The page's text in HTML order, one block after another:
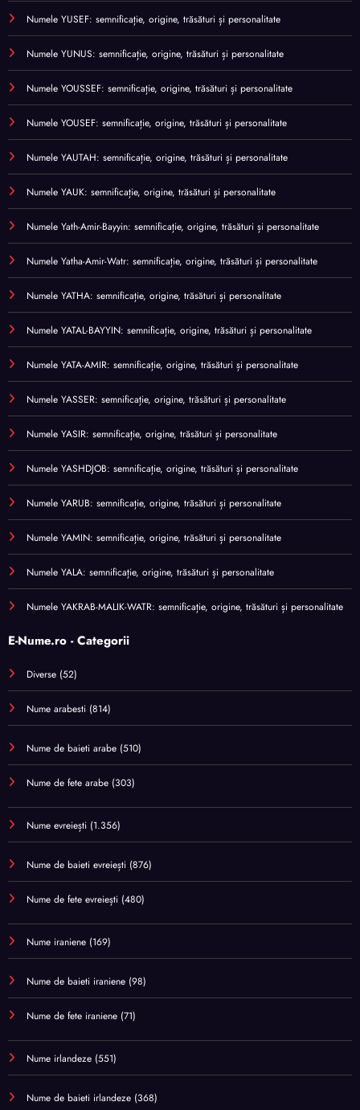
Numele YUSEF: semnificație, origine, trăsături și personalitate
Numele YUNUS: semnificație, origine, trăsături și personalitate
Numele YOUSSEF: semnificație, origine, trăsături și personalitate
Numele YOUSEF: semnificație, origine, trăsături și personalitate
Numele YAUTAH: semnificație, origine, trăsături și personalitate
Numele YAUK: semnificație, origine, trăsături și personalitate
Numele Yath-Amir-Bayyin: semnificație, origine, trăsături și personalitate
Numele Yatha-Amir-Watr: semnificație, origine, trăsături și personalitate
Numele YATHA: semnificație, origine, trăsături și personalitate
Numele YATAL-BAYYIN: semnificație, origine, trăsături și personalitate
Numele YATA-AMIR: semnificație, origine, trăsături și personalitate
Numele YASSER: semnificație, origine, trăsături și personalitate
Numele YASIR: semnificație, origine, trăsături și personalitate
Numele YASHDJOB: semnificație, origine, trăsături și personalitate
Numele YARUB: semnificație, origine, trăsături și personalitate
Numele YAMIN: semnificație, origine, trăsături și personalitate
Numele YALA: semnificație, origine, trăsături și personalitate
Numele YAKRAB-MALIK-WATR: semnificație, origine, trăsături și personalitate
E-Nume.ro - Categorii
Diverse (52)
Nume arabesti (814)
Nume de baieti arabe (510)
Nume de fete arabe (303)
Nume evreiești (1.356)
Nume de baieti evreiești (876)
Nume de fete evreiești (480)
Nume iraniene (169)
Nume de baieti iraniene (98)
Nume de fete iraniene (71)
Nume irlandeze (551)
Nume de baieti irlandeze (368)